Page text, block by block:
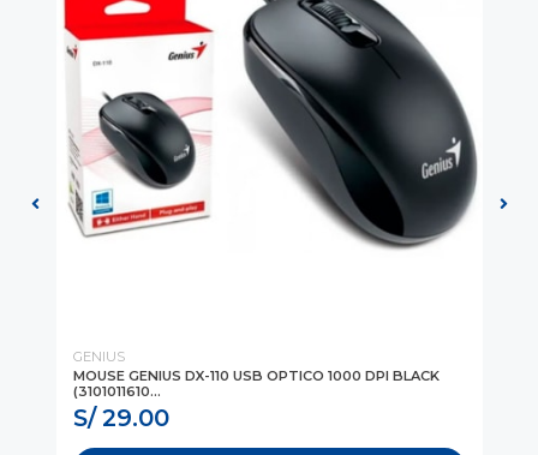
GENIUS
MOUSE GENIUS DX-110 USB OPTICO 1000 DPI BLACK
(3101011610...
S/ 29.00